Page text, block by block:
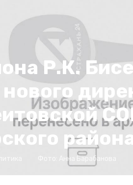
Р.К.
Анна Барабанова